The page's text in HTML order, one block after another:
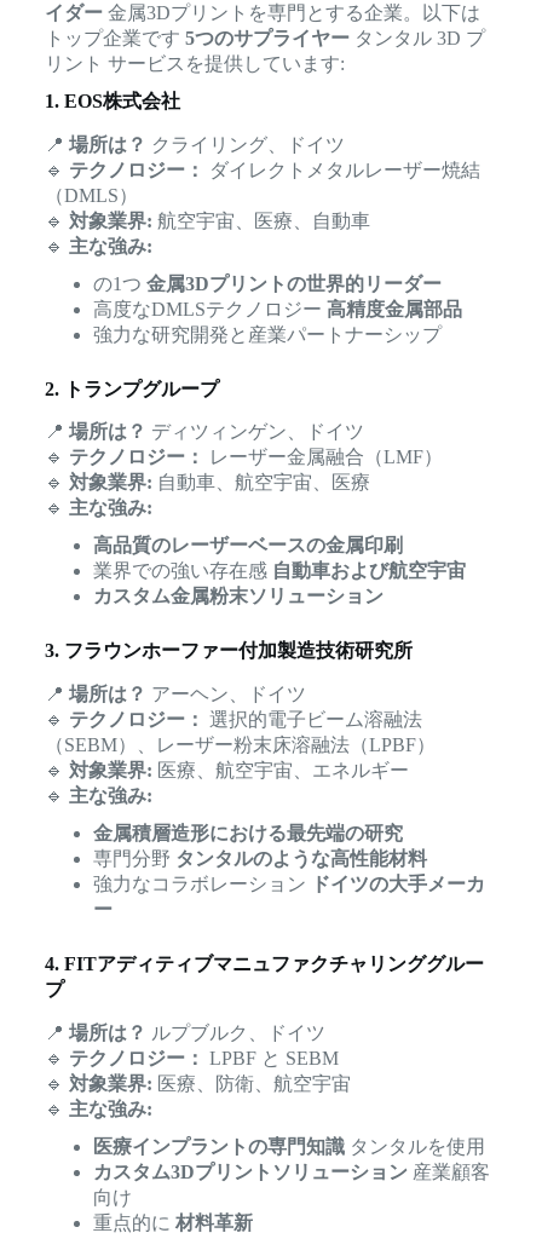
イダー金属3Dプリントを専門とする企業。以下は
トップ企業です 5つのサプライヤータンタル 3D プ
リント サービスを提供しています:
1. EOS株式会社
📍 場所は？ クライリング、ドイツ
🔹 テクノロジー：
ダイレクトメタルレーザー焼結
（DMLS）
🔹 対象業界: 航空宇宙、医療、自動車
🔹 主な強み:
の1つ 金属3Dプリントの世界的リーダー
高度なDMLSテクノロジー 高精度金属部品
強力な研究開発と産業パートナーシップ
2. トランプグループ
📍 場所は？ ディツィンゲン、ドイツ
🔹 テクノロジー：
レーザー金属融合（LMF）
🔹 対象業界: 自動車、航空宇宙、医療
🔹 主な強み:
高品質のレーザーベースの金属印刷
業界での強い存在感 自動車および航空宇宙
カスタム金属粉末ソリューション
3. フラウンホーファー付加製造技術研究所
📍 場所は？ アーヘン、ドイツ
🔹 テクノロジー： 選択的電子ビーム溶融法
（SEBM）、レーザー粉末床溶融法（LPBF）
🔹 対象業界: 医療、航空宇宙、エネルギー
🔹 主な強み:
金属積層造形における最先端の研究
専門分野 タンタルのような高性能材料
強力なコラボレーション
ドイツの大手メーカ
ー
4. FITアディティブマニュファクチャリンググルー
プ
📍 場所は？ ルプブルク、ドイツ
🔹 テクノロジー： LPBF と SEBM
🔹 対象業界: 医療、防衛、航空宇宙
🔹 主な強み:
医療インプラントの専門知識タンタルを使用
カスタム3Dプリントソリューション 産業顧客
向け
重点的に 材料革新